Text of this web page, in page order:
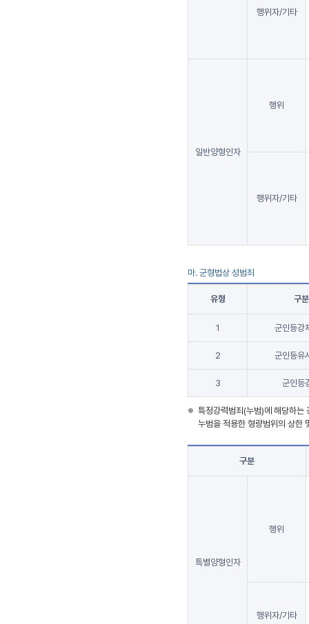
행위자/기타
일반양형인자
행위
행위자/기타
마. 군형법상 성범죄
유형 구분
1 군인등강
2 군인등유
3 군인등
특정강력범죄(누범)에 해당하는
누범을 적용한 형량범위의 상한
구분
특별양형인자
행위
행위자/기타